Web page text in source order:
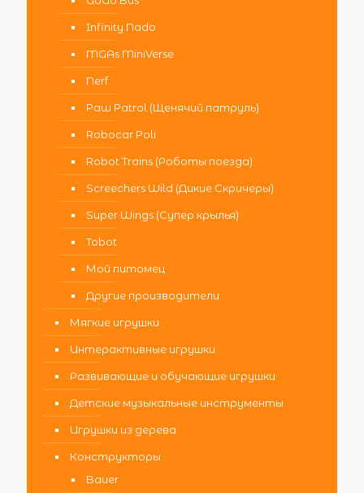
Infinity Nado
MGAs MiniVerse
Nerf
Paw Patrol (Щенячий патруль)
Robocar Poli
Robot Trains (Роботы поезда)
Screechers Wild (Дикие Скричеры)
Super Wings (Супер крылья)
Tobot
Мой питомец
Другие производители
Мягкие игрушки
Интерактивные игрушки
Развивающие и обучающие игрушки
Детские музыкальные инструменты
Игрушки из дерева
Конструкторы
Bauer